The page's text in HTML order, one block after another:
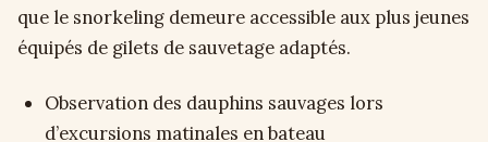
que le snorkeling demeure accessible aux plus jeunes
équipés de gilets de sauvetage adaptés.
Observation des dauphins sauvages lors
d’excursions matinales en bateau